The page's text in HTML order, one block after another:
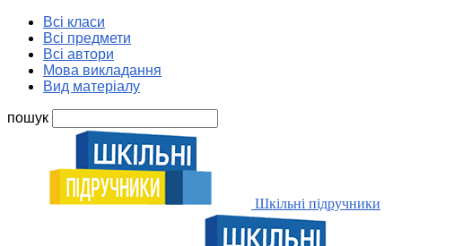
Всі класи
Всі предмети
Всі автори
Мова викладання
Вид матеріалу
пошук
Шкільні підручники